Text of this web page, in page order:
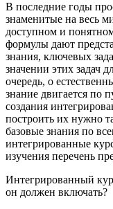
В последние годы
знаменитые на весь
доступном и
формулы дают
знания, ключевых
значении этих задач
очередь, о
знание двигается по
создания
построить их нужно
базовые знания по
интегрированные
изучения перечень
Интегрированный
он должен включать?